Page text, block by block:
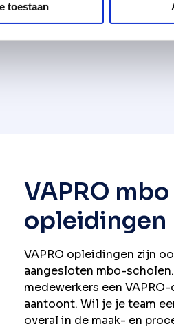
toestaan
op de unieke eisen
VAPRO
opleidingen
VAPRO opleidingen zijn
aangesloten mbo-
medewerkers een
aantoont. Wil je je team
overal in de maak- en